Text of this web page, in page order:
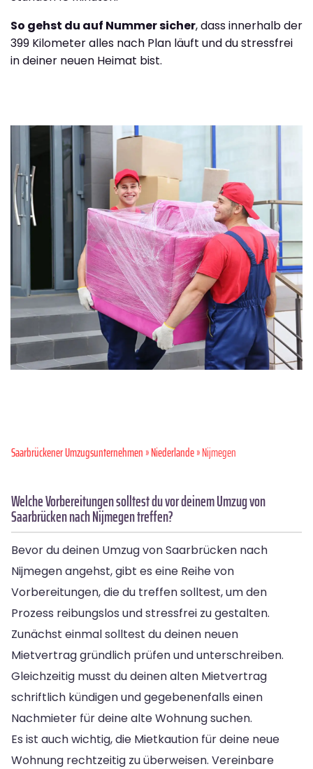
So gehst du auf Nummer sicher, dass innerhalb der
399 Kilometer alles nach Plan läuft und du stressfrei
in deiner neuen Heimat bist.
Saarbrückener Umzugsunternehmen»Niederlande» Nijmegen
Welche Vorbereitungen solltest du vor deinem Umzug von
Saarbrücken nach Nijmegen treffen?
Bevor du deinen Umzug von Saarbrücken nach
Nijmegen angehst, gibt es eine Reihe von
Vorbereitungen, die du treffen solltest, um den
Prozess reibungslos und stressfrei zu gestalten.
Zunächst einmal solltest du deinen neuen
Mietvertrag gründlich prüfen und unterschreiben.
Gleichzeitig musst du deinen alten Mietvertrag
schriftlich kündigen und gegebenenfalls einen
Nachmieter für deine alte Wohnung suchen.
Es ist auch wichtig, die Mietkaution für deine neue
Wohnung rechtzeitig zu überweisen. Vereinbare